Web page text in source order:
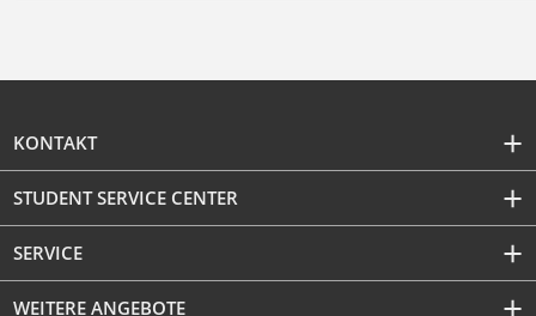
KONTAKT
STUDENT SERVICE CENTER
SERVICE
WEITERE ANGEBOTE